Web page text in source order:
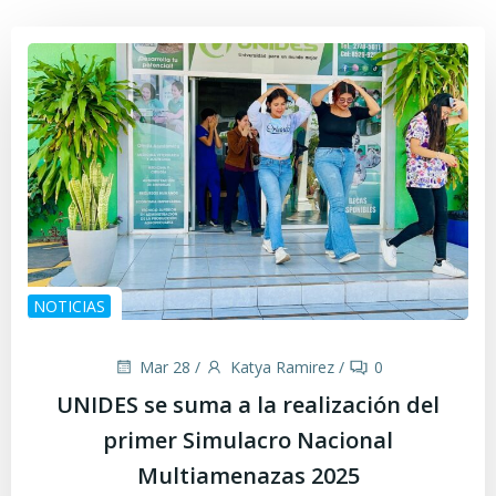
NOTICIAS
Mar 28 / Katya Ramirez / 0
UNIDES se suma a la realización del
primer Simulacro Nacional
Multiamenazas 2025